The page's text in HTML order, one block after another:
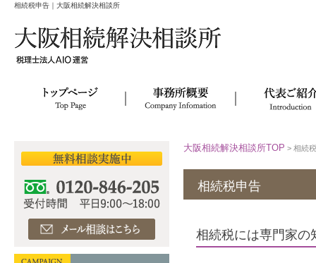
相続税申告｜大阪相続解決相談所
大阪相続解決相談所TOP > 相続
相続税申告
相続税には専門家の